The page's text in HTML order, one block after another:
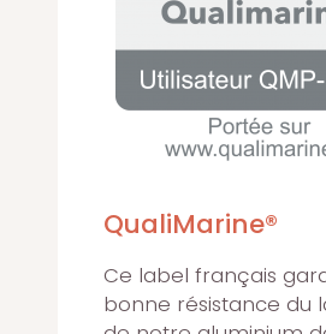
QualiMarine®
Ce label français
bonne résistance du